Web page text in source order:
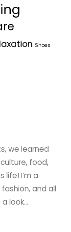
Shoes
we learned
food,
I’m a
and all
look…